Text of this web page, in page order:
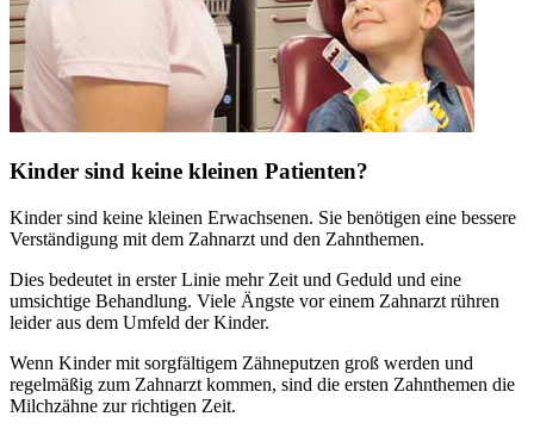
Kinder sind keine kleinen Patienten?
Kinder sind keine kleinen Erwachsenen. Sie benötigen eine bessere
Verständigung mit dem Zahnarzt und den Zahnthemen.
Dies bedeutet in erster Linie mehr Zeit und Geduld und eine
umsichtige Behandlung. Viele Ängste vor einem Zahnarzt rühren
leider aus dem Umfeld der Kinder.
Wenn Kinder mit sorgfältigem Zähneputzen groß werden und
regelmäßig zum Zahnarzt kommen, sind die ersten Zahnthemen die
Milchzähne zur richtigen Zeit.